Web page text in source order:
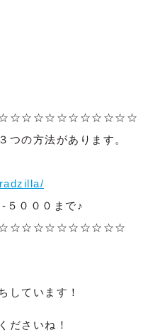
つの方法があります。
５０００まで♪
しています！
ださいね！